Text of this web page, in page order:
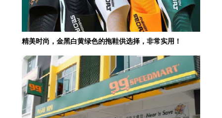
精美时尚，金黑白黄绿色的拖鞋供选择，非常实用！